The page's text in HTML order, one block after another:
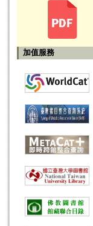
加值服務